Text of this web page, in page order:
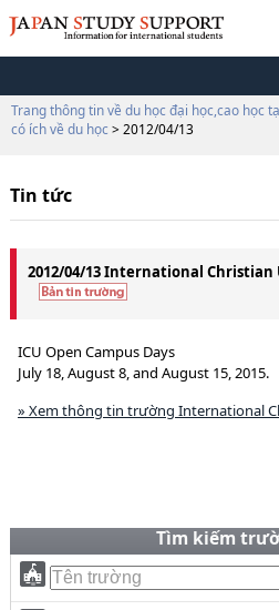
Trang thông tin về du học đại học,cao học
có ích về du học > 2012/04/13
Tin tức
2012/04/13 International Christian
ICU Open Campus Days
July 18, August 8, and August 15, 2015.
» Xem thông tin trường International
Tìm kiếm